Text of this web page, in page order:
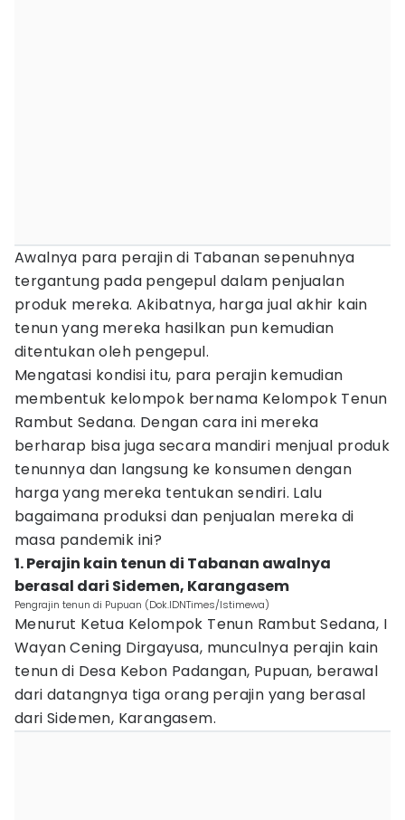
Awalnya para perajin di Tabanan sepenuhnya
tergantung pada pengepul dalam penjualan
produk mereka. Akibatnya, harga jual akhir kain
tenun yang mereka hasilkan pun kemudian
ditentukan oleh pengepul.
Mengatasi kondisi itu, para perajin kemudian
membentuk kelompok bernama Kelompok Tenun
Rambut Sedana. Dengan cara ini mereka
berharap bisa juga secara mandiri menjual produk
tenunnya dan langsung ke konsumen dengan
harga yang mereka tentukan sendiri. Lalu
bagaimana produksi dan penjualan mereka di
masa pandemik ini?
1. Perajin kain tenun di Tabanan awalnya
berasal dari Sidemen, Karangasem
Pengrajin tenun di Pupuan (Dok.IDNTimes/Istimewa)
Menurut Ketua Kelompok Tenun Rambut Sedana, I
Wayan Cening Dirgayusa, munculnya perajin kain
tenun di Desa Kebon Padangan, Pupuan, berawal
dari datangnya tiga orang perajin yang berasal
dari Sidemen, Karangasem.